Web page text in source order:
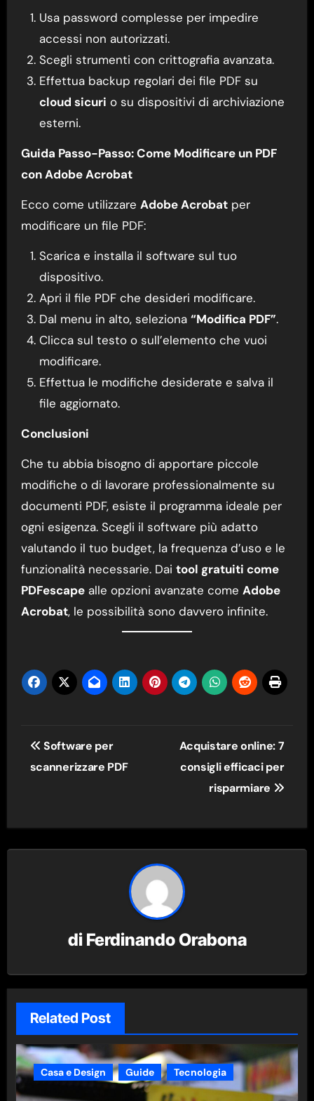
Usa password complesse per impedire
accessi non autorizzati.
Scegli strumenti con crittografia avanzata.
Effettua backup regolari dei file PDF su
cloud sicuri o su dispositivi di archiviazione
esterni.
Guida Passo-Passo: Come Modificare un PDF
con Adobe Acrobat
Ecco come utilizzare Adobe Acrobatper
modificare un file PDF:
Scarica e installa il software sul tuo
dispositivo.
Apri il file PDF che desideri modificare.
Dal menu in alto, seleziona “Modifica PDF”.
Clicca sul testo o sull’elemento che vuoi
modificare.
Effettua le modifiche desiderate e salva il
file aggiornato.
Conclusioni
Che tu abbia bisogno di apportare piccole
modifiche o di lavorare professionalmente su
documenti PDF, esiste il programma ideale per
ogni esigenza. Scegli il software più adatto
valutando il tuo budget, la frequenza d’uso e le
funzionalità necessarie. Dai tool gratuiti come
PDFescapealle opzioni avanzate come Adobe
Acrobat, le possibilità sono davvero infinite.
Navigazione
articoli
Software per
scannerizzare PDF
Acquistare online: 7
consigli efficaci per
risparmiare
di Ferdinando Orabona
Related Post
Casa e Design Guide Tecnologia